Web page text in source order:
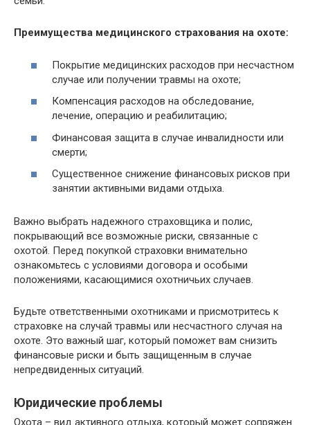
Преимущества медицинского страхования на охоте:
Покрытие медицинских расходов при несчастном
случае или получении травмы на охоте;
Компенсация расходов на обследование,
лечение, операцию и реабилитацию;
Финансовая защита в случае инвалидности или
смерти;
Существенное снижение финансовых рисков при
занятии активными видами отдыха.
Важно выбрать надежного страховщика и полис,
покрывающий все возможные риски, связанные с
охотой. Перед покупкой страховки внимательно
ознакомьтесь с условиями договора и особыми
положениями, касающимися охотничьих случаев.
Будьте ответственными охотниками и присмотритесь к
страховке на случай травмы или несчастного случая на
охоте. Это важный шаг, который поможет вам снизить
финансовые риски и быть защищенным в случае
непредвиденных ситуаций.
Юридические проблемы
Охота – вид активного отдыха, который может сопряжен